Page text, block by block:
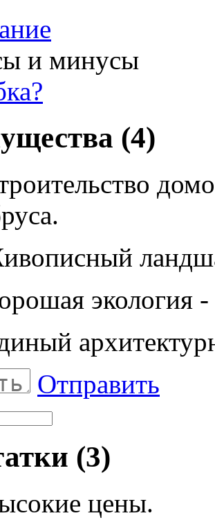
и минусы
(4)
экология
Отправить
(3)
цены.